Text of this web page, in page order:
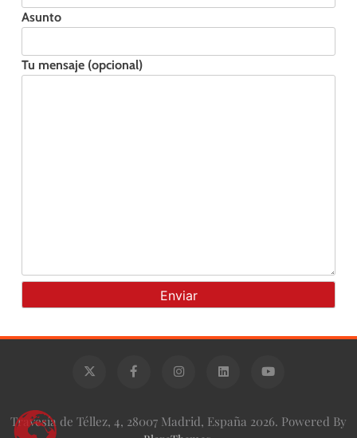
Asunto
Tu mensaje (opcional)
Travesía de Téllez, 4, 28007 Madrid, España 2026. Powered By